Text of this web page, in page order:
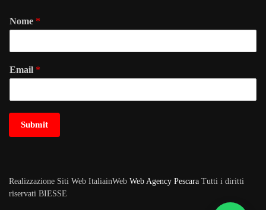
Nome *
Email *
Submit
Realizzazione Siti Web ItaliainWeb Web Agency Pescara Tutti i diritti
riservati BIESSE